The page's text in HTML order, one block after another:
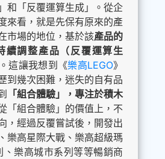
和「反覆運算生成」。從企
來看，就是先保有原來的產
市場的地位，基於該產品的
續調整產品（反覆運算生
這讓我想到《樂高LEGO》
到幾次困難，迷失的自有品
「組合體驗」，專注於積木
「組合體驗」的價值上，不
，經過反覆嘗試後，開發出
樂高星際大戰、樂高超級瑪
樂高城市系列等等暢銷商